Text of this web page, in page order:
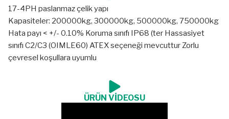
17-4PH paslanmaz çelik yapı
Kapasiteler: 200000kg, 300000kg, 500000kg, 750000kg
Hata payı < +/- 0.10% Koruma sınıfı IP68 (ter Hassasiyet
sınıfı C2/C3 (OIMLE60) ATEX seçeneği mevcuttur Zorlu
çevresel koşullara uyumlu
ÜRÜN VİDEOSU